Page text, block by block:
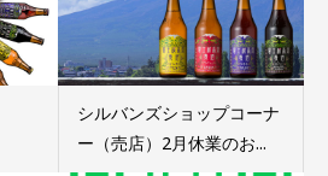
シルバンズショップコーナ
ー（売店）2月休業のお...